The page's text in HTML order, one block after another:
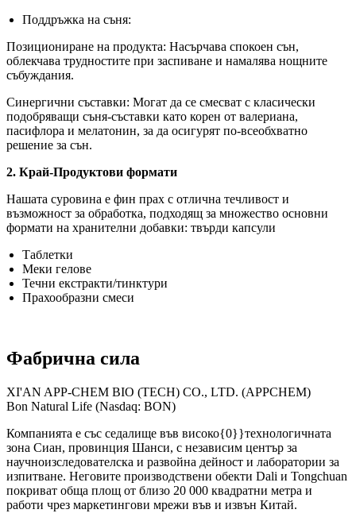
Поддръжка на съня:
Позициониране на продукта: Насърчава спокоен сън,
облекчава трудностите при заспиване и намалява нощните
събуждания.
Синергични съставки: Могат да се смесват с класически
подобряващи съня-съставки като корен от валериана,
пасифлора и мелатонин, за да осигурят по-всеобхватно
решение за сън.
2. Край-Продуктови формати
Нашата суровина е фин прах с отлична течливост и
възможност за обработка, подходящ за множество основни
формати на хранителни добавки: твърди капсули
Таблетки
Меки гелове
Течни екстракти/тинктури
Прахообразни смеси
Фабрична сила
XI'AN APP-CHEM BIO (TECH) CO., LTD. (APPCHEM)
Bon Natural Life (Nasdaq: BON)
Компанията е със седалище във високо{0}}технологичната
зона Сиан, провинция Шанси, с независим център за
научноизследователска и развойна дейност и лаборатории за
изпитване. Неговите производствени обекти Dali и Tongchuan
покриват обща площ от близо 20 000 квадратни метра и
работи чрез маркетингови мрежи във и извън Китай.